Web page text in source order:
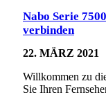
Nabo Serie
verbinden
22. MÄRZ 2021
Willkommen zu
Sie Ihren